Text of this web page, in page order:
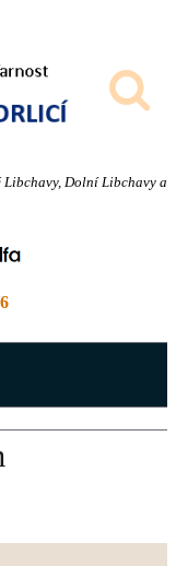
Libchavy, Dolní Libchavy a